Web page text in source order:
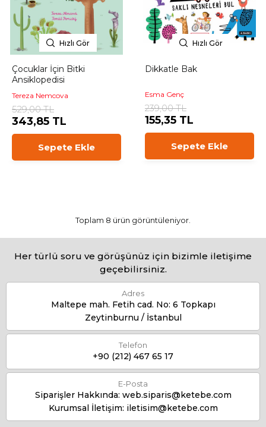
Hızlı Gör
Çocuklar İçin Bitki
Ansiklopedisi
Tereza Nemcova
529,00 TL
343,85 TL
Sepete Ekle
Hızlı Gör
Dikkatle Bak
Esma Genç
239,00 TL
155,35 TL
Sepete Ekle
Toplam 8 ürün görüntüleniyor.
Her türlü soru ve görüşünüz için bizimle iletişime
geçebilirsiniz.
Adres
Maltepe mah. Fetih cad. No: 6 Topkapı
Zeytinburnu / İstanbul
Telefon
+90 (212) 467 65 17
E-Posta
Siparişler Hakkında: web.siparis@ketebe.com
Kurumsal İletişim: iletisim@ketebe.com